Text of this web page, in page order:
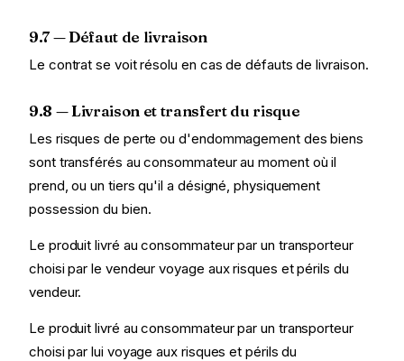
9.7 — Défaut de livraison
Le contrat se voit résolu en cas de défauts de livraison.
9.8 — Livraison et transfert du risque
Les risques de perte ou d'endommagement des biens
sont transférés au consommateur au moment où il
prend, ou un tiers qu'il a désigné, physiquement
possession du bien.
Le produit livré au consommateur par un transporteur
choisi par le vendeur voyage aux risques et périls du
vendeur.
Le produit livré au consommateur par un transporteur
choisi par lui voyage aux risques et périls du